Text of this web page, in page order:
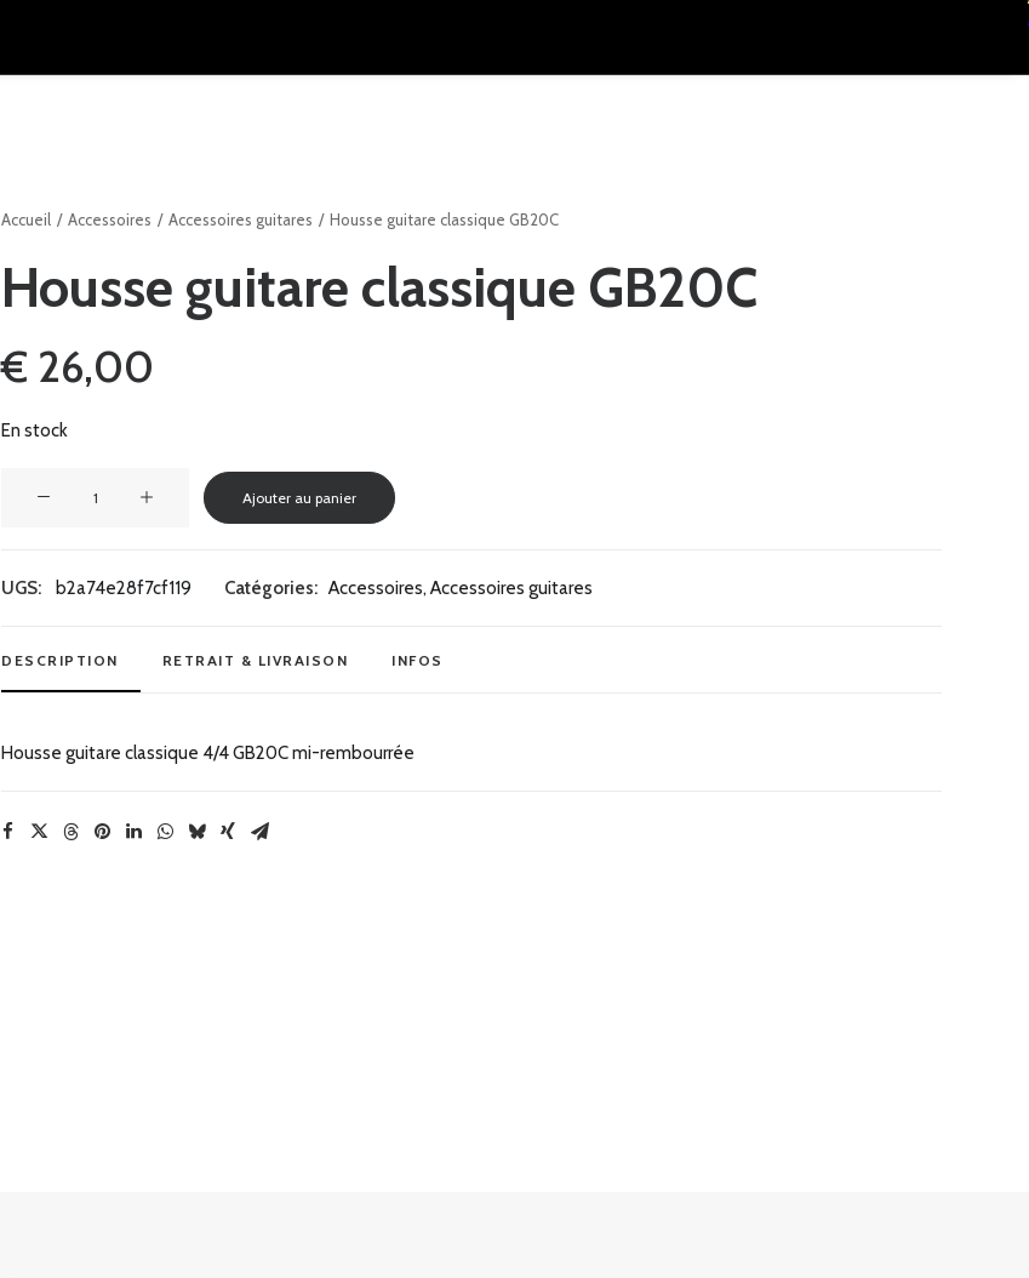
Accueil Accessoires Accessoires guitares Housse guitare classique GB20C
Housse guitare classique GB20C
€ 26,00
En stock
guitare
Ajouter au panier
UGS: b2a74e28f7cf119 Catégories: Accessoires, Accessoires guitares
DESCRIPTION RETRAIT & LIVRAISON INFOS
Housse guitare classique 4/4 GB20C mi-rembourrée